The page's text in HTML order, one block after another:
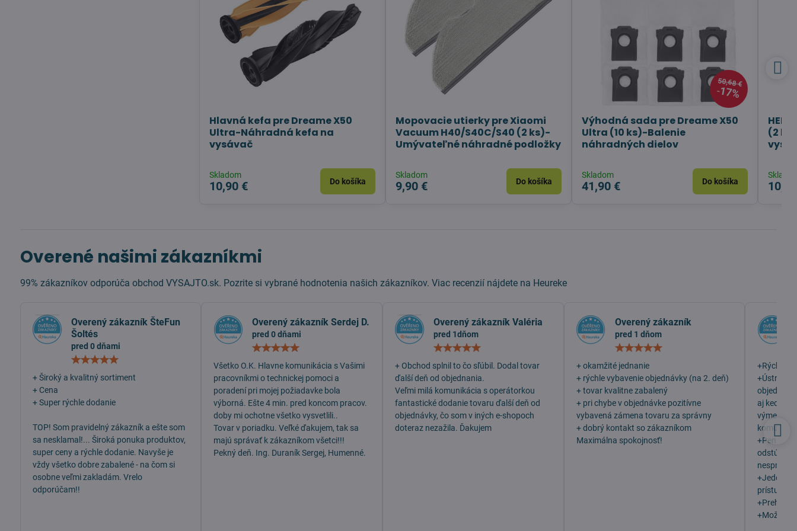
Hlavná kefa pre Dreame X50
Ultra-Náhradná kefa na
vysávač
Skladom
10,90 € Do košíka
Mopovacie utierky pre Xiaomi
Vacuum H40/S40C/S40 (2 ks)-
Umývateľné náhradné podložky
Skladom
9,90 € Do košíka
50,68 €
17%
Výhodná sada pre Dreame X50
Ultra (10 ks)-Balenie
náhradných dielov
Skladom
41,90 € Do košíka
(2
Overené našimi zákazníkmi
99% zákazníkov odporúča obchod VYSAJTO.sk. Pozrite si vybrané hodnotenia našich zákazníkov. Viac recenzií nájdete na Heureke
Overený zákazník ŠteFun
Šoltés
pred 0 dňami
+ Široký a kvalitný sortiment
+ Cena
+ Super rýchle dodanie
TOP! Som pravidelný zákazník a ešte som
sa nesklamal!... Široká ponuka produktov,
super ceny a rýchle dodanie. Navyše je
vždy všetko dobre zabalené - na čom si
osobne veľmi zakladám. Vrelo
odporúčam!!
Overený zákazník Serdej D.
pred 0 dňami
/
5
Všetko O.K. Hlavne komunikácia s Vašimi
pracovníkmi o technickej pomoci a
poradení pri mojej požiadavke bola
výborná. Ešte 4 min. pred koncom pracov.
doby mi ochotne všetko vysvetlili..
Tovar v poriadku. Veľké ďakujem, tak sa
majú správať k zákazníkom všetci!!!
Pekný deň. Ing. Duraník Sergej, Humenné.
Overený zákazník Valéria
pred 1dňom
/
+ Obchod splnil to čo sľúbil. Dodal tovar
ďalší deň od objednania.
Veľmi milá komunikácia s operátorkou
fantastické dodanie tovaru ďalší deň od
objednávky, čo som v iných e-shopoch
doteraz nezažila. Ďakujem
Overený zákazník
pred 1 dňom
5
+ okamžité jednanie
+ rýchle vybavenie objednávky (na 2. deň)
+ tovar kvalitne zabalený
+ pri chybe v objednávke pozitívne
vybavená zámena tovaru za správny
+ dobrý kontakt so zákazníkom
Maximálna spokojnosť!
+Rýchlosť
objednala
aj keď
výmenu,
+Peniaze
odstúpení
+Jeden z
prístupu
+Možno